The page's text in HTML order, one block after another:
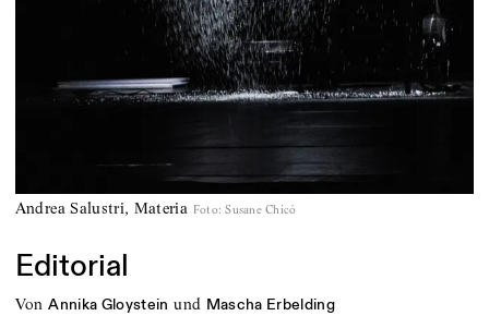
Andrea Salustri, Materia Foto: Susane Chicó
Editorial
von Annika Gloystein und Mascha Erbelding